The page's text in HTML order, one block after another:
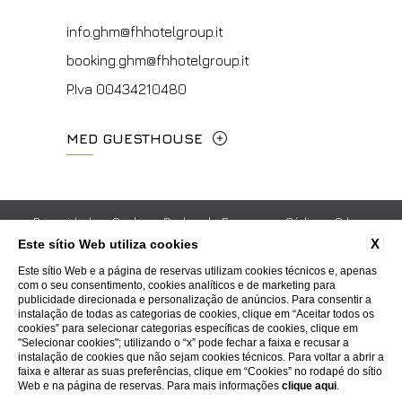
booking.vf@fhhotelgroup.it
P.Iva 00434210480
P.Iva 0043421 048 0
info.ghm@fhhotelgroup.it
booking.ghm@fhhotelgroup.it
P.Iva 00434210480
MED GUESTHOUSE
booking.mgh@fhhotelgroup.it
P.Iva 00434210480
Privacidade Cookie Dados da Empresa
Códigos Gds
Trabalhe Connosco
Contatos
Accessibility
WEBSITE BY BLASTNESS
X
Este sítio Web utiliza cookies
Este sítio Web e a página de reservas utilizam cookies técnicos e, apenas
com o seu consentimento, cookies analíticos e de marketing para
publicidade direcionada e personalização de anúncios. Para consentir a
instalação de todas as categorias de cookies, clique em “Aceitar todos os
cookies” para selecionar categorias específicas de cookies, clique em
"Selecionar cookies"; utilizando o “x” pode fechar a faixa e recusar a
instalação de cookies que não sejam cookies técnicos. Para voltar a abrir a
faixa e alterar as suas preferências, clique em “Cookies” no rodapé do sítio
Web e na página de reservas. Para mais informações clique aqui.